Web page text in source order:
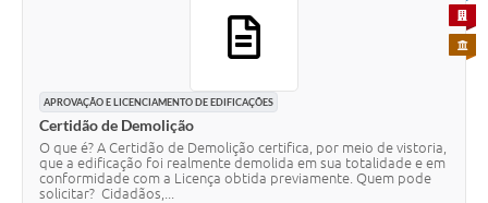
APROVAÇÃO E LICENCIAMENTO DE EDIFICAÇÕES
Certidão de Demolição
O que é? A Certidão de Demolição certifica, por meio de vistoria,
que a edificação foi realmente demolida em sua totalidade e em
conformidade com a Licença obtida previamente. Quem pode
solicitar? Cidadãos,...
PARA
PARA